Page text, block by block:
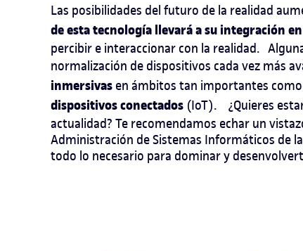
Las posibilidades del futuro de la realidad
de esta tecnología llevará a su integración
percibir e interaccionar con la realidad.
normalización de dispositivos cada vez más
inmersivas en ámbitos tan importantes como
dispositivos conectados (IoT). ¿Quieres
actualidad? Te recomendamos echar un
Administración de Sistemas Informáticos de la
todo lo necesario para dominar y